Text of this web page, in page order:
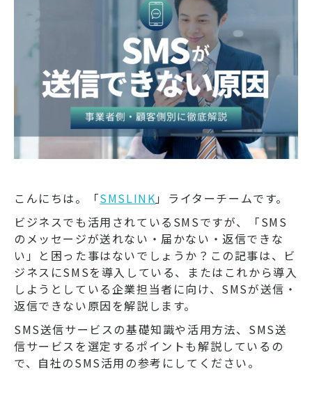
こんにちは。「SMSLINK」ライターチームです。
ビジネスでも活用されているSMSですが、「SMS
のメッセージが送れない・届かない・返信できな
い」と困った事はないでしょうか？この記事は、ビ
ジネスにSMSを導入している、またはこれから導入
しようとしている企業担当者に向け、SMSが送信・
返信できない原因を解説します。
SMS送信サービスの基礎知識や活用方法、SMS送
信サービスを選定するポイントも解説しているの
で、自社のSMS活用の参考にしてください。